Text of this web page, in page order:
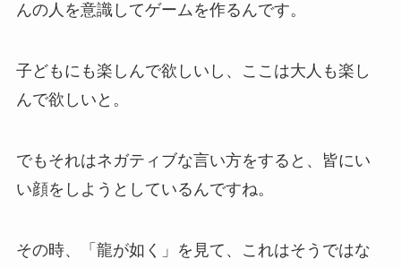
んの人を意識してゲームを作るんです。
子どもにも楽しんで欲しいし、ここは大人も楽し
んで欲しいと。
でもそれはネガティブな言い方をすると、皆にい
い顔をしようとしているんですね。
その時、「龍が如く」を見て、これはそうではな